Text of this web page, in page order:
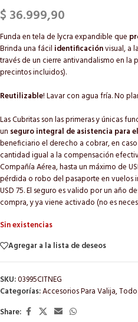
$ 36.999,90
Funda en tela de lycra expandible que
Brinda una fácil identificaciónvisual, a
través de un cierre antivandalismo en
precintos incluidos).
Reutilizable! Lavar con agua fría. No
Las Cubritas son las primeras y únicas
un seguro integral de asistencia para
beneficiario el derecho a cobrar, en
cantidad igual a la compensación
Compañía Aérea, hasta un máximo de
pérdida o robo del pasaporte en vuelos
USD 75. El seguro es valido por un año
compra, y ya viene activado (no es
Sin existencias
Agregar a la lista de deseos
SKU:03995CITNEG
Categorías:Accesorios Para Valija,
Share: